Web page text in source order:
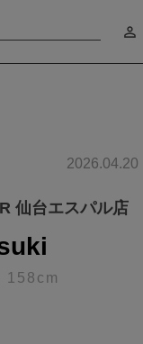
person_outline
2026.04.20
仙台エスパル店
158cm